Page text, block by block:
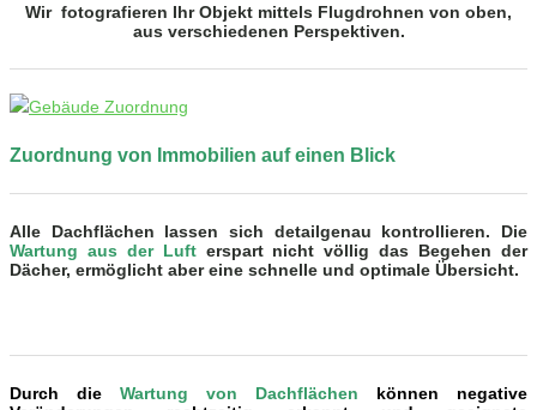
Wir fotografieren Ihr Objekt mittels Flugdrohnen von oben,
aus verschiedenen Perspektiven.
Zuordnung von Immobilien auf einen Blick
Alle Dachflächen lassen sich detailgenau kontrollieren. Die
Wartung aus der Lufterspart nicht völlig das Begehen der
Dächer, ermöglicht aber eine schnelle und optimale Übersicht.
Durch die Wartung von Dachflächen können negative